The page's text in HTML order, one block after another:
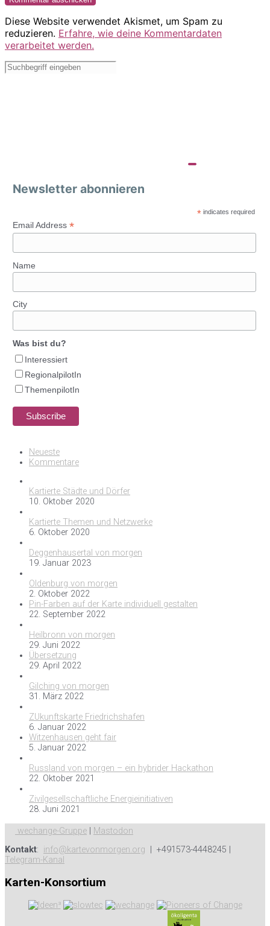
Diese Website verwendet Akismet, um Spam zu
reduzieren. Erfahre, wie deine Kommentardaten
verarbeitet werden.
Newsletter abonnieren
* indicates required
Email Address *
Name
City
Was bist du?
Interessiert
RegionalpilotIn
ThemenpilotIn
Neueste
Kommentare
Kartierte Städte und Dörfer
10. Oktober 2020
Kartierte Themen und Netzwerke
6. Oktober 2020
Deggenhausertal von morgen
19. Januar 2023
Oldenburg von morgen
2. Oktober 2022
Pin-Farben auf der Karte individuell gestalten
22. September 2022
Heilbronn von morgen
29. Juni 2022
Übersetzung
29. April 2022
Gilching von morgen
31. März 2022
ZUkunftskarte Friedrichshafen
6. Januar 2022
Witzenhausen geht fair
5. Januar 2022
Russland von morgen – ein hybrider Hackathon
22. Oktober 2021
Zivilgesellschaftliche Energieinitiativen
28. Juni 2021
wechange-Gruppe
Mastodon
Kontakt: info@kartevonmorgen.org | +491573-4448245 |
Telegram-Kanal
Karten-Konsortium